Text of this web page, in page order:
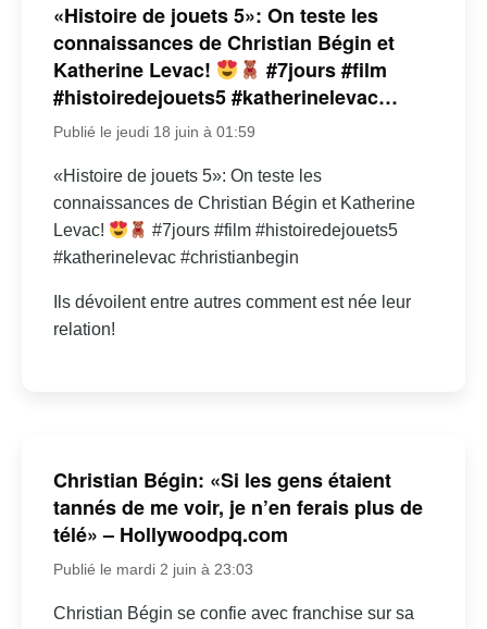
«Histoire de jouets 5»: On teste les
connaissances de Christian Bégin et
Katherine Levac!
#7jours #film
#histoiredejouets5 #katherinelevac…
Publié le jeudi 18 juin à 01:59
«Histoire de jouets 5»: On teste les
connaissances de Christian Bégin et Katherine
Levac!
#7jours #film #histoiredejouets5
#katherinelevac #christianbegin
Ils dévoilent entre autres comment est née leur
relation!
Christian Bégin: «Si les gens étaient
tannés de me voir, je n’en ferais plus de
télé» – Hollywoodpq.com
Publié le mardi 2 juin à 23:03
Christian Bégin se confie avec franchise sur sa